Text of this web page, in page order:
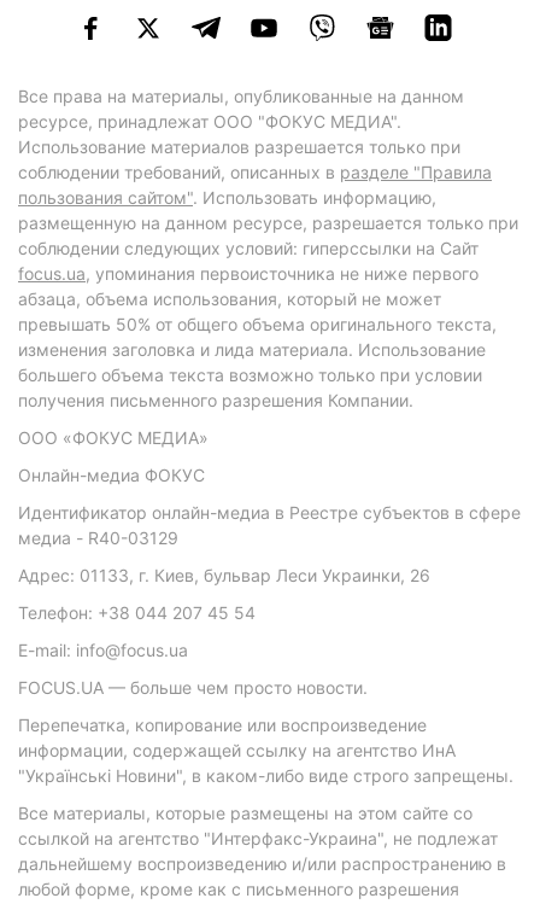
Все права на материалы, опубликованные на данном
ресурсе, принадлежат ООО "ФОКУС МЕДИА".
Использование материалов разрешается только при
соблюдении требований, описанных в разделе "Правила
пользования сайтом". Использовать информацию,
размещенную на данном ресурсе, разрешается только при
соблюдении следующих условий: гиперссылки на Сайт
focus.ua, упоминания первоисточника не ниже первого
абзаца, объема использования, который не может
превышать 50% от общего объема оригинального текста,
изменения заголовка и лида материала. Использование
большего объема текста возможно только при условии
получения письменного разрешения Компании.
ООО «ФОКУС МЕДИА»
Онлайн-медиа ФОКУС
Идентификатор онлайн-медиа в Реестре субъектов в сфере
медиа - R40-03129
Адрес: 01133, г. Киев, бульвар Леси Украинки, 26
Телефон: +38 044 207 45 54
E-mail: info@focus.ua
FOCUS.UA — больше чем просто новости.
Перепечатка, копирование или воспроизведение
информации, содержащей ссылку на агентство ИнА
"Українські Новини", в каком-либо виде строго запрещены.
Все материалы, которые размещены на этом сайте со
ссылкой на агентство "Интерфакс-Украина", не подлежат
дальнейшему воспроизведению и/или распространению в
любой форме, кроме как с письменного разрешения